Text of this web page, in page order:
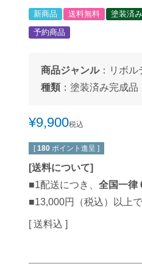
新商品 送料無料
塗装済
予約商品
商品ジャンル： リボル
種類 ： 塗装済み完成品
¥9,900税込
[ 180 ポイント進呈 ]
[送料について]
■1配送につき、 全国一律
■13,000円（税込）以上
送料込